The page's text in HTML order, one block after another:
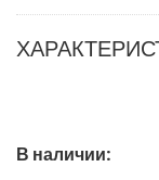
В наличии: